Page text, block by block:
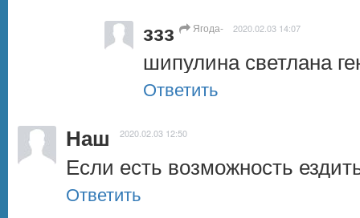
ззз Ягода- 2020.02.03 14:07
шипулина светлана
Ответить
Наш 2020.02.03 12:50
Если есть возможность
Ответить